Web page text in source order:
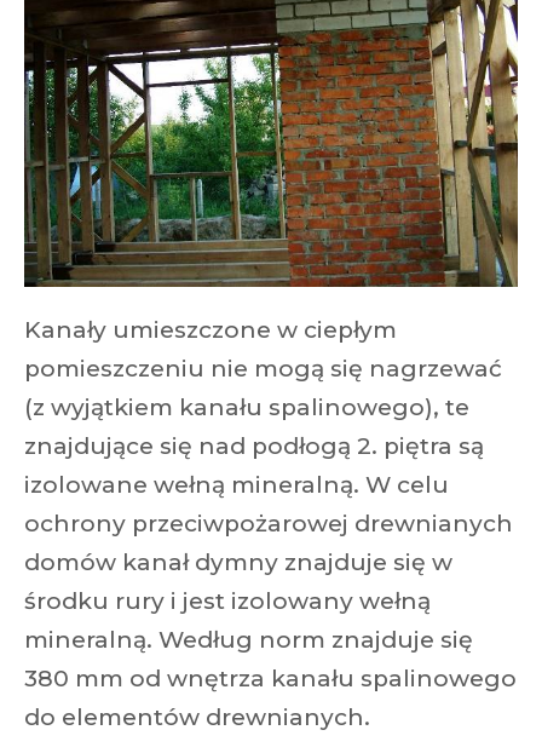
Kanały umieszczone w ciepłym
pomieszczeniu nie mogą się nagrzewać
(z wyjątkiem kanału spalinowego), te
znajdujące się nad podłogą 2. piętra są
izolowane wełną mineralną. W celu
ochrony przeciwpożarowej drewnianych
domów kanał dymny znajduje się w
środku rury i jest izolowany wełną
mineralną. Według norm znajduje się
380 mm od wnętrza kanału spalinowego
do elementów drewnianych.